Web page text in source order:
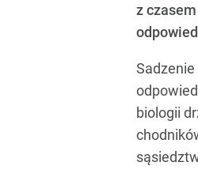
z
biologii